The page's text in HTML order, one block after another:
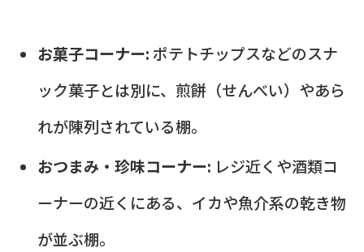
お菓子コーナー:ポテトチップスなどのスナ
ック菓子とは別に、煎餅（せんべい）やあら
れが陳列されている棚。
おつまみ・珍味コーナー: レジ近くや酒類コ
ーナーの近くにある、イカや魚介系の乾き物
が並ぶ棚。